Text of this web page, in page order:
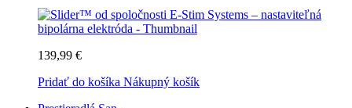
139,99 €
Pridať do košíka Nákupný košík